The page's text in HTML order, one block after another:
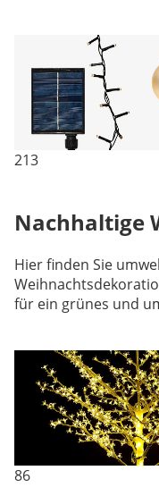
213
Nachhaltige
Hier finden Sie
für ein grünes und
86